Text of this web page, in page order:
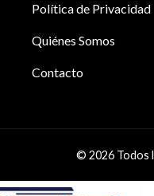
Política de Privacidad
Quiénes Somos
Contacto
© 2026 Todos